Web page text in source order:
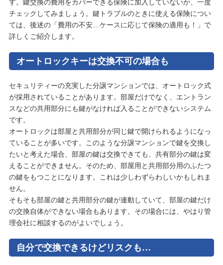
す。鍵交換の費用をカバーできる保険に加入していないか、一度
チェックしてみましょう。鍵トラブルのときに使える保険につい
ては、後述の「費用の不安…ケースに応じて保険の適用も！」で
詳しくご紹介します。
オートロックキーは交換不可の場合も
セキュリティーの充実した分譲マンションでは、オートロック式
が採用されていることがあります。部屋だけでなく、エントラン
スなどの共用部分にも鍵がなければ入ることができないシステム
です。
オートロックは部屋と共用部分が同じ鍵で開けられるようになっ
ていることが多いです。このような分譲マンションで鍵を交換し
たいと考えた場合、部屋の鍵は交換できても、共有部分の鍵は変
えることができません。そのため、部屋用と共用部分用のふたつ
の鍵をもつことになります。これは少しわずらわしいかもしれま
せん。
そもそも部屋の鍵と共用部分の鍵が連動していて、部屋の鍵だけ
の交換自体ができない場合もあります。その場合には、やはり管
理会社に相談するのがよいでしょう。
自分で交換できるけどリスクも…